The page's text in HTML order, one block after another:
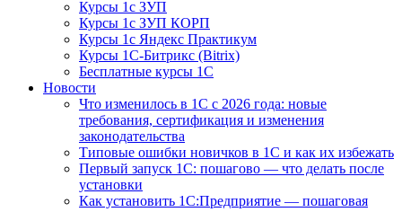
Курсы 1с ЗУП
Курсы 1с ЗУП КОРП
Курсы 1с Яндекс Практикум
Курсы 1С-Битрикс (Bitrix)
Бесплатные курсы 1С
Новости
Что изменилось в 1С с 2026 года: новые
требования, сертификация и изменения
законодательства
Типовые ошибки новичков в 1С и как их избежать
Первый запуск 1С: пошагово — что делать после
установки
Как установить 1С:Предприятие — пошаговая